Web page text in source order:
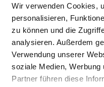
Wir verwenden Cookies,
personalisieren,
zu können und die
analysieren. Außerdem
Verwendung unserer
soziale Medien, Werbung
Partner führen diese
Angebotene
Leistung:
AM04
Ambulanzarzt/-
ärztin: